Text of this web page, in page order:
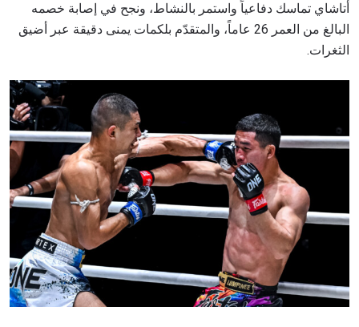
أتاشاي تماسك دفاعياً واستمر بالنشاط، ونجح في إصابة خصمه
البالغ من العمر 26 عاماً، والمتقدّم بلكمات يمنى دقيقة عبر أضيق
الثغرات.